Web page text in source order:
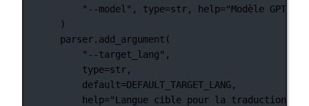
"--model" , type=str, help="Modèle GPT
)
parser.add_argument(
"--target_lang" ,
type=str,
default=DEFAULT_TARGET_LANG,
help="Langue cible pour la traduction"